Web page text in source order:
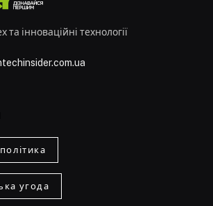
та інноваційні технології
угода